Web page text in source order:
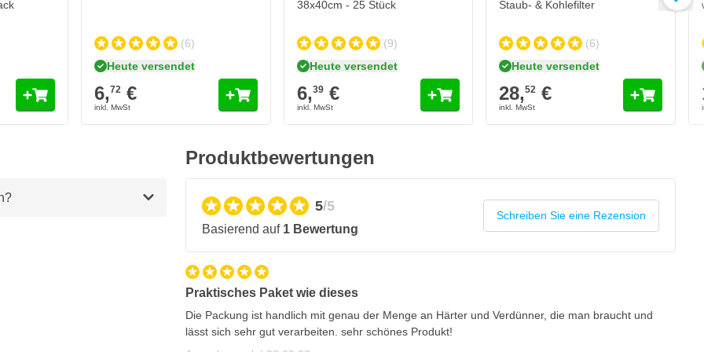
(6)
Heute versendet
6,72 €
38x40cm - 25 Stück
(9)
Heute versendet
6,39€
Staub- & Kohlefilter
(6)
Heute versendet
28,52 €
Produktbewertungen
5/5
Basierend auf 1 Bewertung
Schreiben Sie eine Rezension
Praktisches Paket wie dieses
Die Packung ist handlich mit genau der Menge an Härter und Verdünner, die man braucht und
lässt sich sehr gut verarbeiten. sehr schönes Produkt!